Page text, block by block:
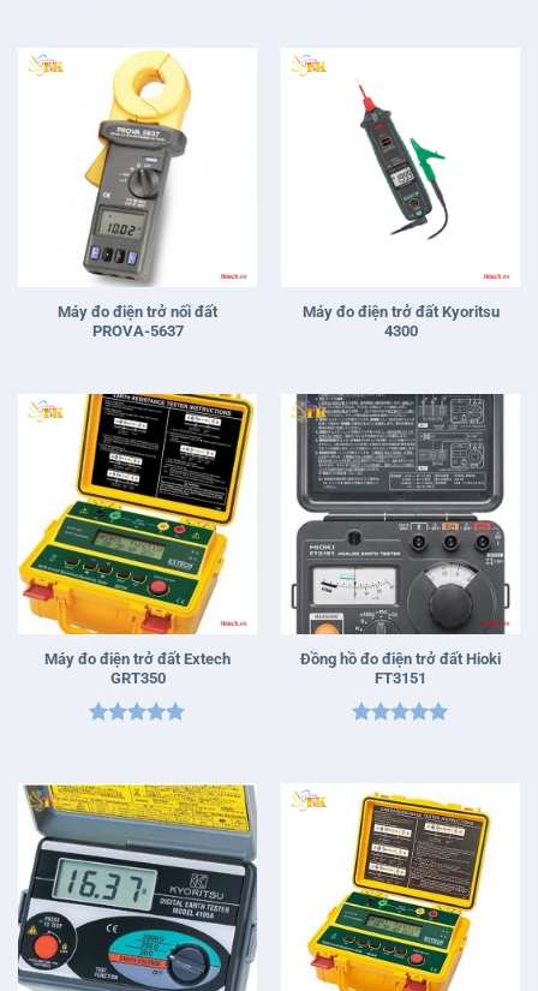
Máy đo điện trở nối đất
PROVA-5637
Máy đo điện trở đất Kyoritsu
4300
Máy đo điện trở đất Extech
GRT350
Đồng hồ đo điện trở đất Hioki
FT3151